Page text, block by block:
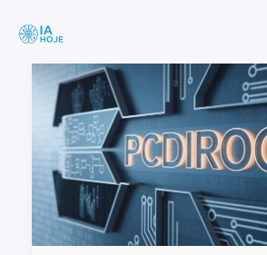
Framework
P-
C-
D-
I-
R-
O-
C